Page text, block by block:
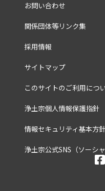
お問い合わせ
関係団体等リンク集
採用情報
サイトマップ
このサイトのご利用につ
浄土宗個人情報保護指針
情報セキュリティ基本方針
浄土宗公式SNS（ソーシャ